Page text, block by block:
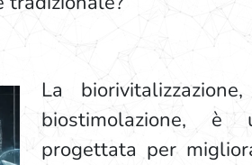
La
biostimolazione, è
progettata per